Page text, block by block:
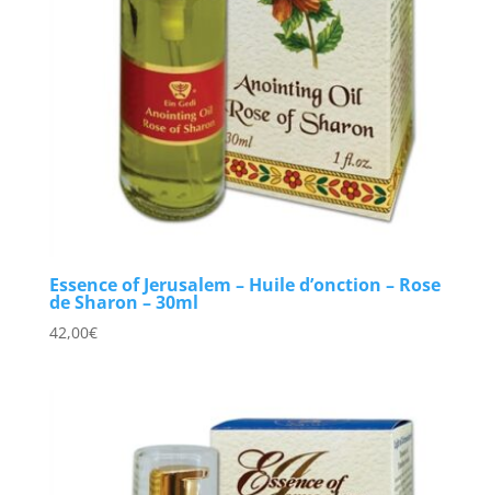
Essence of Jerusalem – Huile d’onction – Rose
de Sharon – 30ml
42,00€